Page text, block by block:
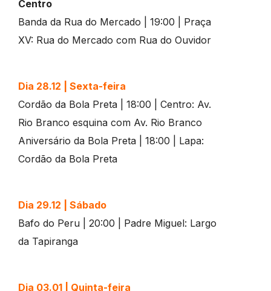
Centro
Banda da Rua do Mercado | 19:00 | Praça
XV: Rua do Mercado com Rua do Ouvidor
Dia 28.12 | Sexta-feira
Cordão da Bola Preta | 18:00 | Centro: Av.
Rio Branco esquina com Av. Rio Branco
Aniversário da Bola Preta | 18:00 | Lapa:
Cordão da Bola Preta
Dia 29.12 | Sábado
Bafo do Peru | 20:00 | Padre Miguel: Largo
da Tapiranga
Dia 03.01 | Quinta-feira